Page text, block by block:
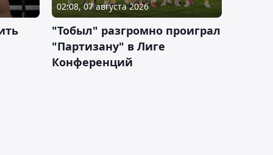
02:08, 07 августа 2026
"Тобыл" разгромно проиграл
"Партизану" в Лиге
Конференций